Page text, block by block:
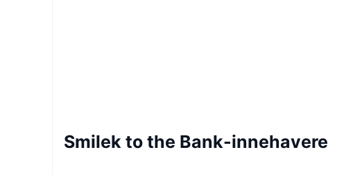
Smilek to the Bank-innehavere